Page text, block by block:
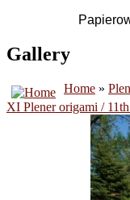
Gallery
Home »
XI Plener origami /